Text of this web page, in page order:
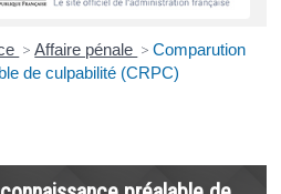
> Affaire pénale > Comparution
de culpabilité (CRPC)